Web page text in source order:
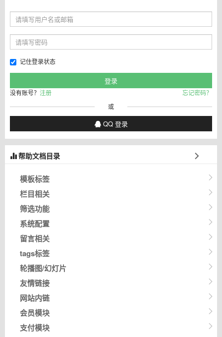
记住登录状态
没有账号？ 注册
忘记密码？
或
QQ 登录
帮助文档目录
模板标签
栏目相关
筛选功能
系统配置
留言相关
tags标签
轮播图/幻灯片
友情链接
网站内链
会员模块
支付模块